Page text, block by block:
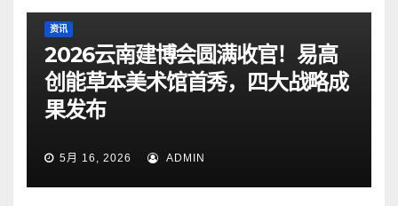
资讯
2026云南建博会圆满收官！易高
创能草本美术馆首秀，四大战略成
果发布
5月 16, 2026 ADMIN